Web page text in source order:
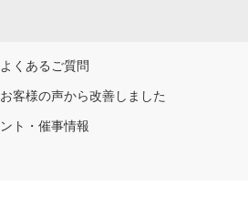
よくあるご質問
お客様の声から改善しました
ト・催事情報